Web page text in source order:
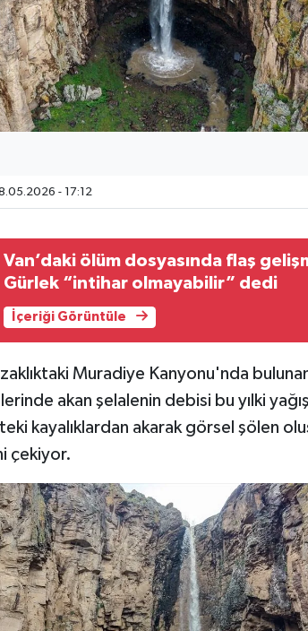
- 17:12
Van’daki ölüm dosyasında flaş
Gürlek “intihar olmayabilir” dedi
İçeriği Görüntüle
Muradiye Kanyonu'nda
akan şelalenin debisi bu yılki
kayalıklardan akarak görsel şölen
çekiyor.